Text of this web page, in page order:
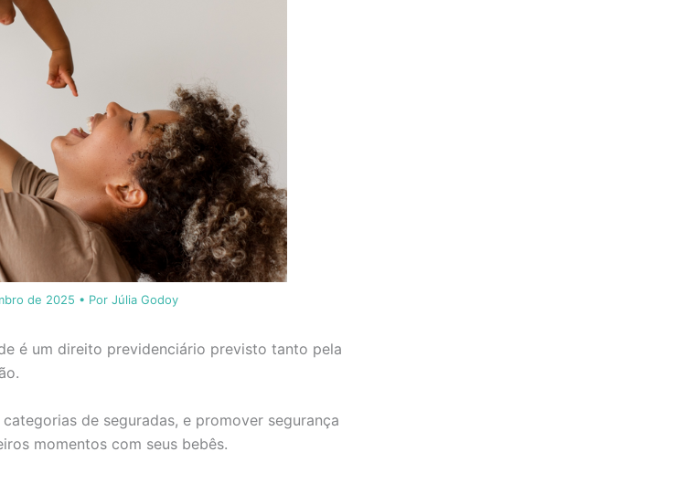
de 2025 • Por Júlia Godoy
é um direito previdenciário previsto tanto pela
de seguradas, e promover segurança
momentos com seus bebês.